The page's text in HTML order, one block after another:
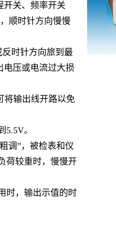
开关、频率开关
顺时针方向慢慢
反时针方向旅到最
电压或电流过大损
将输出线开路以免
。
调”，被检表和仪
荷较重时，慢慢开
时，输出示值的时